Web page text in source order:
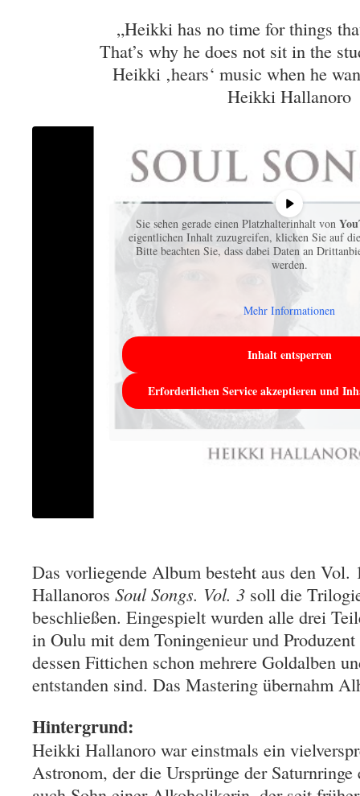
„Heikki has no time for things
That’s why he does not sit in the
Heikki ‚hears‘ music when he
Heikki Hallanoro
Sie sehen gerade einen Platzhalterinhalt von
eigentlichen Inhalt zuzugreifen, klicken Sie auf
Bitte beachten Sie, dass dabei Daten an
werden.
Mehr Informationen
Inhalt entsperren
Erforderlichen Service akzeptieren und
Das vorliegende Album besteht aus den
Hallanoros Soul Songs. Vol. 3 soll die
beschließen. Eingespielt wurden alle drei
in Oulu mit dem Toningenieur und
dessen Fittichen schon mehrere Goldalben
entstanden sind. Das Mastering übernahm
Hintergrund:
Heikki Hallanoro war einstmals ein
Astronom, der die Ursprünge der